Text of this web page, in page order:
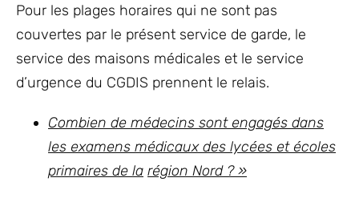
Pour les plages horaires qui ne sont pas
couvertes par le présent service de garde, le
service des maisons médicales et le service
d’urgence du CGDIS prennent le relais.
Combien de médecins sont engagés dans
les examens médicaux des lycées et écoles
primaires de la région Nord ? »